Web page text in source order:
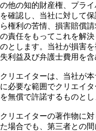
の他の知的財産権、プラ
を確認し、当社に対して
ら権利の苦情、損害賠償
の責任をもってこれを解
のとします。当社が損害
失利益及び弁護士費用を
クリエイターは、当社が
に必要な範囲でクリエイ
を無償で許諾するものとし
クリエイターの著作物に
た場合でも、第三者との